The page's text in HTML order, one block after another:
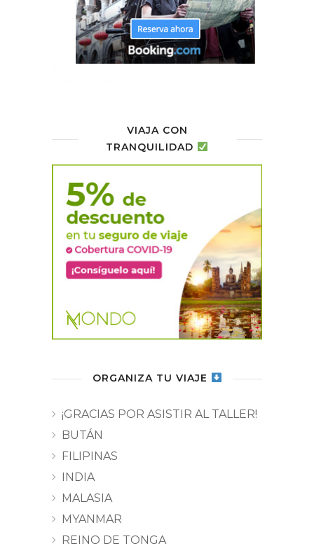
VIAJA CON
TRANQUILIDAD
ORGANIZA TU VIAJE
¡GRACIAS POR ASISTIR AL TALLER!
BUTÁN
FILIPINAS
INDIA
MALASIA
MYANMAR
REINO DE TONGA